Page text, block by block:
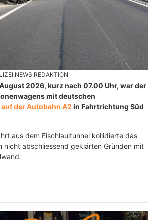
REDAKTION
2026, kurz nach 07.00 Uhr, war der
mit deutschen
auf der Autobahn A2 in Fahrtrichtung Süd
aus dem Fischlauitunnel kollidierte das
nicht abschliessend geklärten Gründen mit